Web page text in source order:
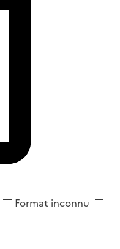
Format inconnu